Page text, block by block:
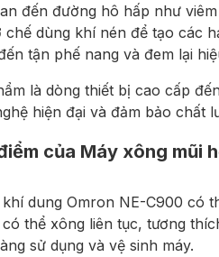
đến đường hô hấp như
chế dùng khí nén để tạo các
tận phế nang và đem lại
là dòng thiết bị cao cấp
hiện đại và đảm bảo chất
của Máy xông mũi
dung Omron NE-C900 có
thể xông liên tục, tương
sử dụng và vệ sinh máy.